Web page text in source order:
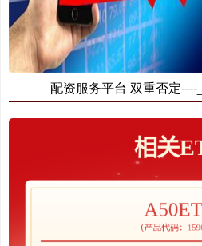
配资服务平台 双重否定